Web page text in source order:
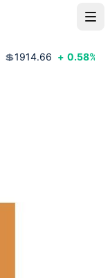
💲1914.66 + 0.58%